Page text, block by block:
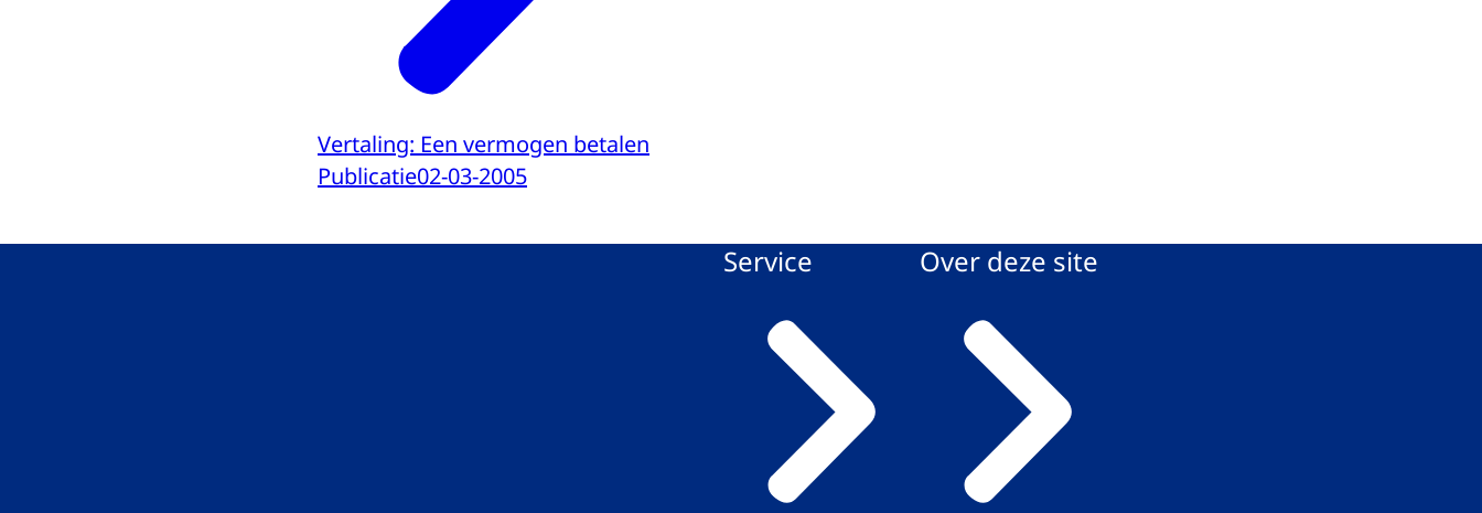
Vertaling: Een vermogen betalen
Publicatie02-03-2005
Service Over deze site